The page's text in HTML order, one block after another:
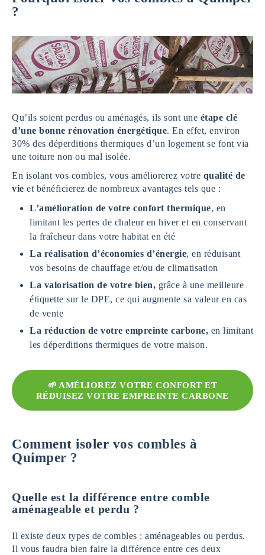
?
Qu’ils soient perdus ou aménagés, ils sont une étape clé
d’une bonne rénovation énergétique. En effet, environ
30% des déperditions thermiques d’un logement se font via
une toiture non ou mal isolée.
En isolant vos combles, vous améliorerez votre qualité de
vie et bénéficierez de nombreux avantages tels que :
L’amélioration de votre confort thermique, en
limitant les pertes de chaleur en hiver et en conservant
la fraîcheur dans votre habitat en été
La réalisation d’économies d’énergie, en réduisant
vos besoins de chauffage et/ou de climatisation
La valorisation de votre bien, grâce à une meilleure
étiquette sur le DPE, ce qui augmente sa valeur en cas
de vente
La réduction de votre empreinte carbone, en limitant
les déperditions thermiques de votre maison.
🌱 AMÉLIOREZ VOTRE CONFORT ET
RÉDUISEZ VOTRE EMPREINTE CARBONE
Comment isoler vos combles à
Quimper ?
Quelle est la différence entre comble
aménageable et perdu ?
Il existe deux types de combles : aménageables ou perdus.
Il vous faudra bien faire la différence entre ces deux